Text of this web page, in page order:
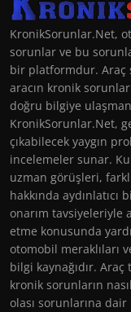
KronikSorunlar.Net,
sorunlar ve bu
bir platformdur. Araç
aracın kronik
doğru bilgiye
KronikSorunlar.Net,
çıkabilecek yaygın
incelemeler sunar.
uzman görüşleri,
hakkında aydınlatıcı
onarım tavsiyeleriyle
etme konusunda
otomobil meraklıları
bilgi kaynağıdır.
kronik sorunların
olası sorunlarına